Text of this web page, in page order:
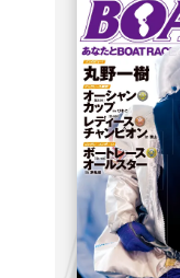
2026
8月